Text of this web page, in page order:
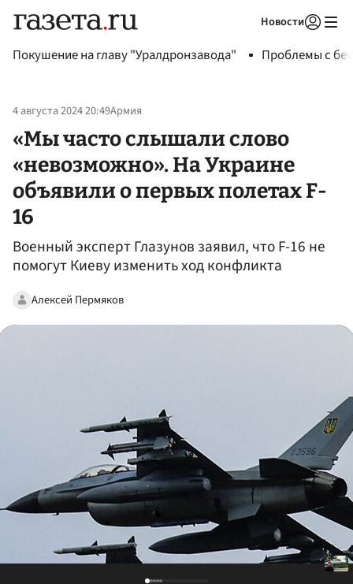
Новости
Покушение на главу "Уралдронзавода" Проблемы с
4 августа 2024 20:49Армия
«Мы часто слышали слово
«невозможно». На Украине
объявили о первых полетах F-
16
Военный эксперт Глазунов заявил, что F-16 не
помогут Киеву изменить ход конфликта
Алексей Пермяков